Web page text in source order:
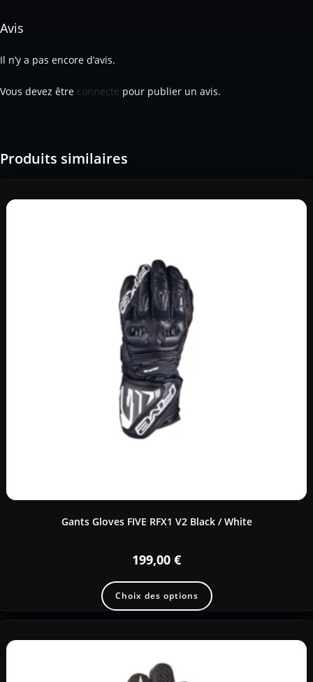
Avis
Il n’y a pas encore d’avis.
Vous devez être connecté pour publier un avis.
Produits similaires
Gants Gloves FIVE RFX1 V2 Black / White
199,00 €
Choix des options